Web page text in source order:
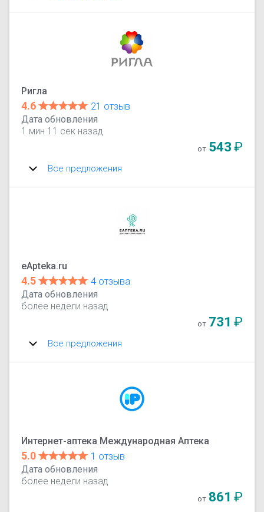
Ригла
4.6
21 отзыв
Дата обновления
1 мин 11 сек назад
от 543₽
Все предложения
eApteka.ru
4.5
4 отзыва
Дата обновления
более недели назад
от 731 ₽
Все предложения
Интернет-аптека Международная Аптека
5.0
1 отзыв
Дата обновления
более недели назад
от 861 ₽